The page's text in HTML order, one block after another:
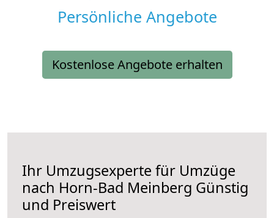
Persönliche Angebote
Kostenlose Angebote erhalten
Ihr Umzugsexperte für Umzüge
nach Horn-Bad Meinberg Günstig
und Preiswert